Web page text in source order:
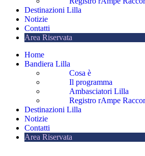
Destinazioni Lilla
Notizie
Contatti
Area Riservata
Home
Bandiera Lilla
Cosa è
Il programma
Ambasciatori Lilla
Registro rAmpe
Destinazioni Lilla
Notizie
Contatti
Area Riservata